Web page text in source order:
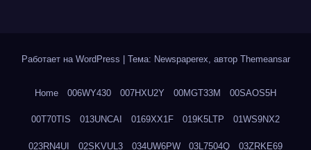
Работает на WordPress Тема: Newspaperex, автор Themeansar
Home 006WY430 007HXU2Y 00MGT33M 00SAOS5H
00T70TIS 013UNCAI 0169XX1F 019K5LTP 01WS9NX2
023RN4UI 02SKVUL3 034UW6PW 03L7504Q 03ZRKE69